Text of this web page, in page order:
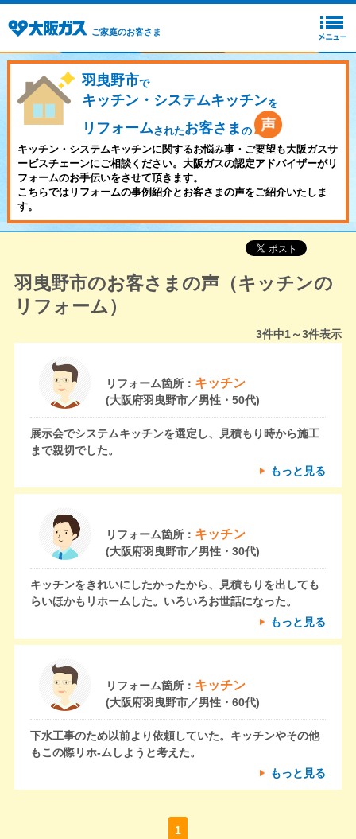
ご家庭のお客さま
羽曳野市で
キッチン・システムキッチンを
リフォームされたお客さま の
キッチン・システムキッチンに関するお悩み事・ご要望も大阪ガスサ
ービスチェーンにご相談ください。大阪ガスの認定アドバイザーがリ
フォームのお手伝いをさせて頂きます。
こちらではリフォームの事例紹介とお客さまの声をご紹介いたしま
す。
羽曳野市のお客さまの声（キッチンの
リフォーム）
3件中1～3件表示
リフォーム箇所： キッチン
(大阪府羽曳野市／男性・50代)
展示会でシステムキッチンを選定し、見積もり時から施工
まで親切でした。
もっと見る
リフォーム箇所： キッチン
(大阪府羽曳野市／男性・30代)
キッチンをきれいにしたかったから、見積もりを出しても
らいほかもリホームした。いろいろお世話になった。
もっと見る
リフォーム箇所： キッチン
(大阪府羽曳野市／男性・60代)
下水工事のため以前より依頼していた。キッチンやその他
もこの際リホ-ムしようと考えた。
もっと見る
1